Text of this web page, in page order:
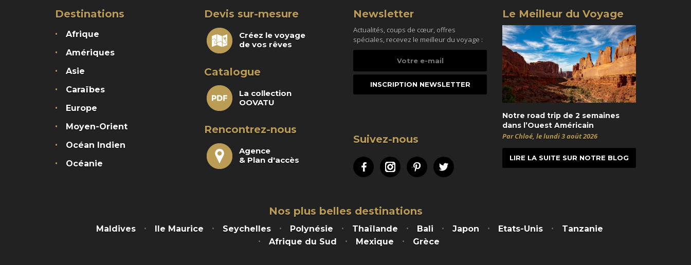
Destinations
Afrique
Amériques
Asie
Caraïbes
Europe
Moyen-Orient
Océan Indien
Océanie
Devis sur-mesure
Créez le voyage
de vos rêves
Catalogue
La collection
OOVATU
Rencontrez-nous
Agence
& Plan d'accès
Newsletter
Actualités, coups de cœur, offres
spéciales, recevez le meilleur du voyage :
Suivez-nous
FacebookInstagramPinterestTwitter
Le Meilleur du Voyage
Notre road trip de 2 semaines
dans l’Ouest Américain
Par Chloé, le lundi 3 août 2026
LIRE LA SUITE SUR NOTRE BLOG
Nos plus belles destinations
Maldives Ile Maurice Seychelles Polynésie Thaïlande Bali Japon Etats-Unis
Tanzanie
Afrique du Sud
Mexique Grèce